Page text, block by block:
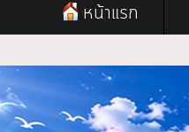
หน้าแรก